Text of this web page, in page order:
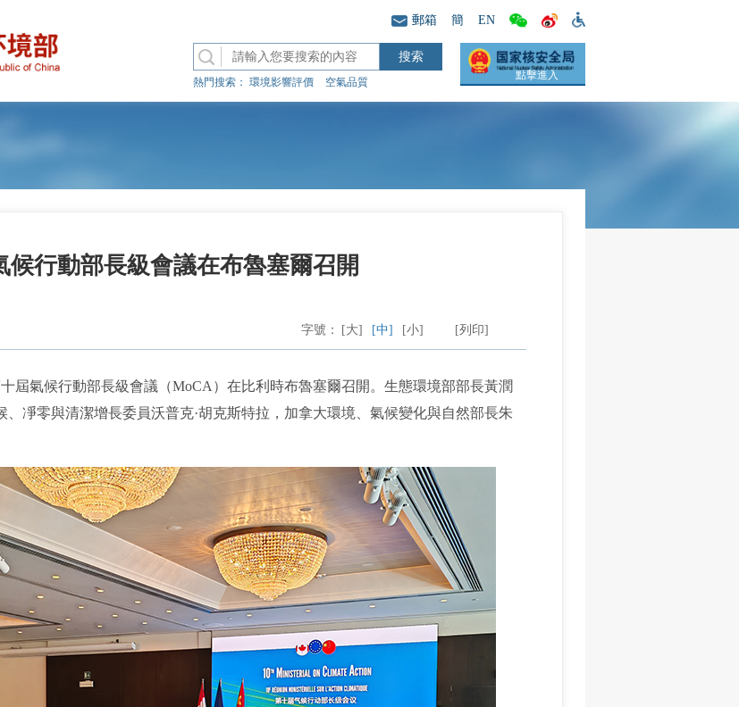
郵箱 簡 EN
熱門搜索： 環境影響評價 空氣品質
點擊進入
候行動部長級會議在布魯塞爾召開
[列印]
字號： [大] [中] [小]
氣候行動部長級會議（MoCA）在比利時布魯塞爾召開。生態環境部部長黃潤
凈零與清潔增長委員沃普克·胡克斯特拉，加拿大環境、氣候變化與自然部長朱